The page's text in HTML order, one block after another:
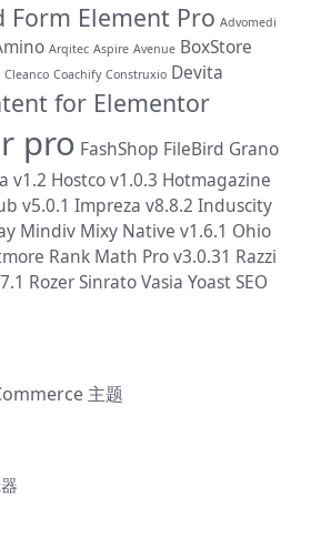
Form Element Pro Advomedi
Arqitec Aspire Avenue BoxStore
Cleanco Coachify Construxio Devita
for Elementor
pro FashShop FileBird Grano
v1.2 Hostco v1.0.3 Hotmagazine
v5.0.1 Impreza v8.8.2 Induscity
Mindiv Mixy Native v1.6.1 Ohio
Rank Math Pro v3.0.31 Razzi
RozerSinratoVasia Yoast SEO
主题